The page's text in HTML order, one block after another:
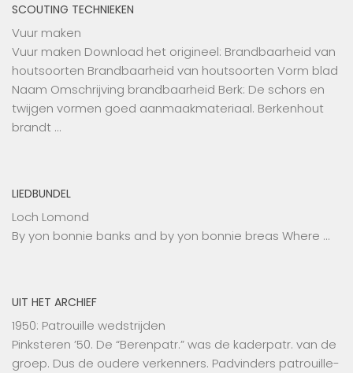
SCOUTING TECHNIEKEN
Vuur maken
Vuur maken Download het origineel: Brandbaarheid van
houtsoorten Brandbaarheid van houtsoorten Vorm blad
Naam Omschrijving brandbaarheid Berk: De schors en
twijgen vormen goed aanmaakmateriaal. Berkenhout
brandt …
LIEDBUNDEL
Loch Lomond
By yon bonnie banks and by yon bonnie breas Where …
UIT HET ARCHIEF
1950: Patrouille wedstrijden
Pinksteren ’50. De “Berenpatr.” was de kaderpatr. van de
groep. Dus de oudere verkenners. Padvinders patrouille-